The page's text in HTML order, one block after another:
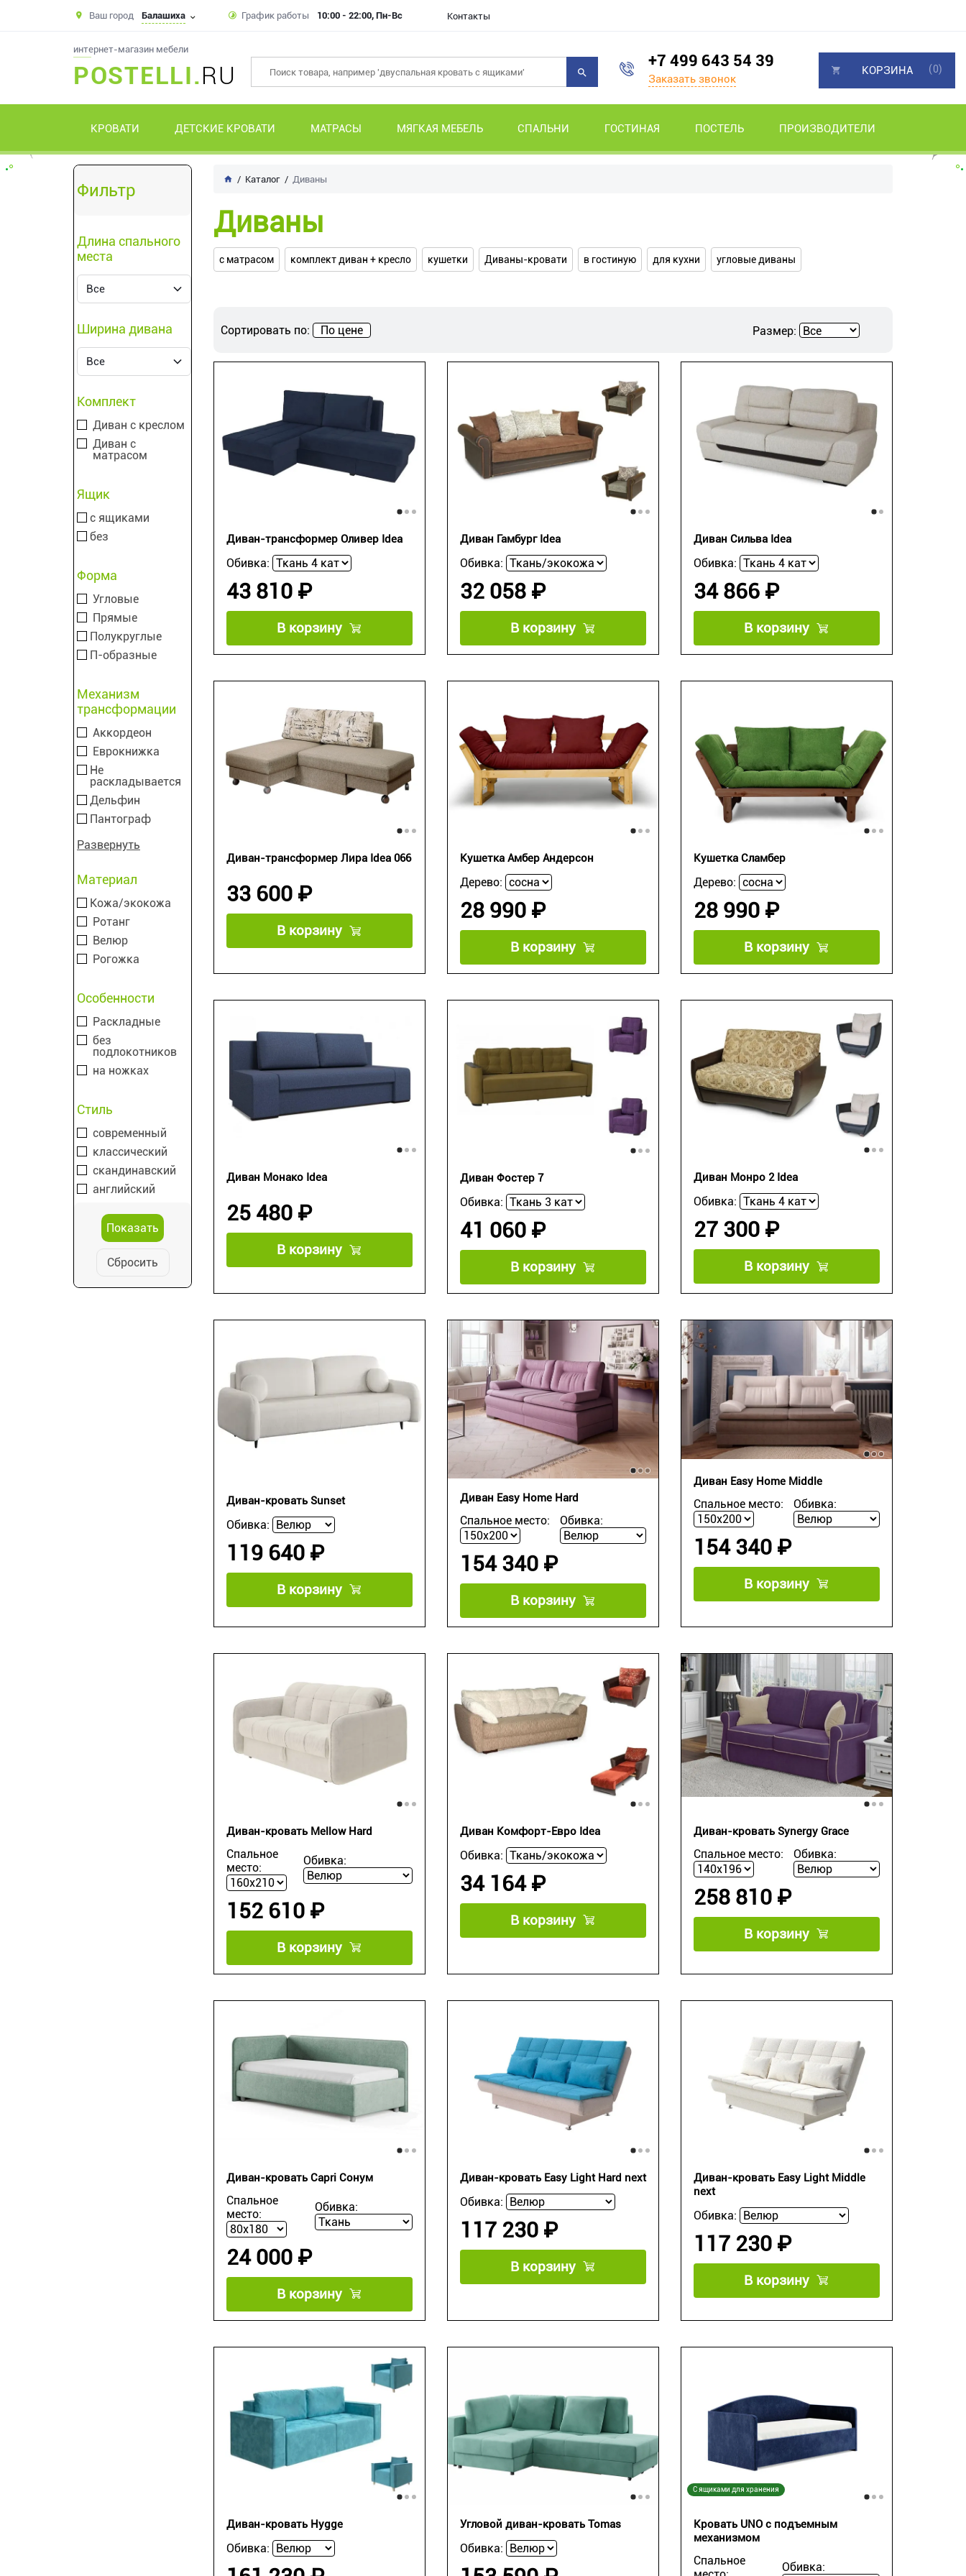
Ваш город Балашиха График работы 10:00 - 22:00, Пн-Вс Контакты
интернет-магазин мебели
POSTELLI.RU
+7 499 643 54 39
Заказать звонок
КРОВАТИ ДЕТСКИЕ КРОВАТИ МАТРАСЫ МЯГКАЯ МЕБЕЛЬ СПАЛЬНИ ГОСТИНАЯ ПОСТЕЛЬ ПРОИЗВОДИТЕЛИ
КОРЗИНА (0)
Фильтр
Длина спального
места
Ширина дивана
Комплект
Диван с креслом
Диван с
матрасом
Ящик
с ящиками
без
Форма
Угловые
Прямые
Полукруглые
П-образные
Механизм
трансформации
Аккордеон
Еврокнижка
Не
раскладывается
Дельфин
Пантограф
Развернуть
Материал
Кожа/экокожа
Ротанг
Велюр
Рогожка
Особенности
Раскладные
без
подлокотников
на ножках
Стиль
современный
классический
скандинавский
английский
Сбросить
Каталог Диваны
Диваны
с матрасом комплект диван + кресло кушетки Диваны-кровати в гостиную для кухни угловые диваны
Сортировать по: По цене Размер:
Диван-трансформер Оливер Idea
Обивка:
43 810 ₽
В корзину
Диван Гамбург Idea
Обивка:
32 058 ₽
В корзину
Диван Сильва Idea
Обивка:
34 866 ₽
В корзину
Диван-трансформер Лира Idea 066
33 600 ₽
В корзину
Кушетка Амбер Андерсон
Дерево:
28 990 ₽
В корзину
Кушетка Сламбер
Дерево:
28 990 ₽
В корзину
Диван Монако Idea
25 480 ₽
В корзину
Диван Фостер 7
Обивка:
41 060 ₽
В корзину
Диван Монро 2 Idea
Обивка:
27 300 ₽
В корзину
Диван-кровать Sunset
Обивка:
119 640 ₽
В корзину
Диван Easy Home Hard
Спальное место: Обивка:
154 340 ₽
В корзину
Диван Easy Home Middle
Спальное место: Обивка:
154 340 ₽
В корзину
Диван-кровать Mellow Hard
Спальное
место:
Обивка:
152 610 ₽
В корзину
Диван Комфорт-Евро Idea
Обивка:
34 164 ₽
В корзину
Диван-кровать Synergy Grace
Спальное место: Обивка:
258 810 ₽
В корзину
Диван-кровать Capri Сонум
Спальное
место:
Обивка:
24 000 ₽
В корзину
Диван-кровать Easy Light Hard next
Обивка:
117 230 ₽
В корзину
Диван-кровать Easy Light Middle
next
Обивка:
117 230 ₽
В корзину
Диван-кровать Hygge
Обивка:
Угловой диван-кровать Tomas
Обивка:
С ящиками для хранения
Кровать UNO с подъемным
механизмом
Спальное
Обивка: